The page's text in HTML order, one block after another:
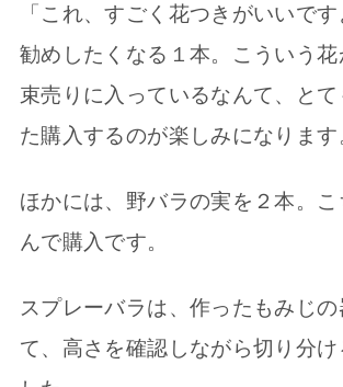
「これ、すごく花つきがいいで
勧めしたくなる１本。こういう
束売りに入っているなんて、とて
た購入するのが楽しみになります
ほかには、野バラの実を２本。こ
んで購入です。
スプレーバラは、作ったもみじ
て、高さを確認しながら切り分け